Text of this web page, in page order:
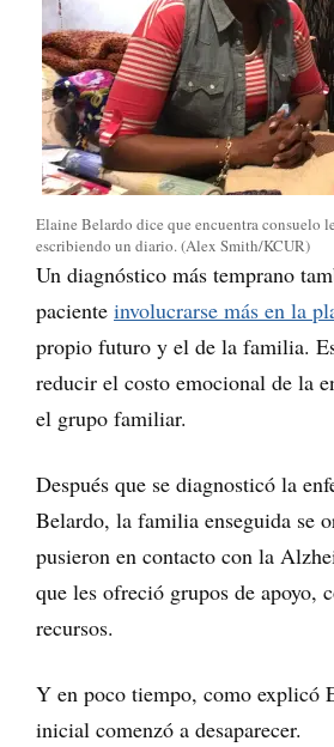
Elaine Belardo dice que encuentra consuelo
escribiendo un diario. (Alex Smith/KCUR)
Un diagnóstico más temprano
paciente involucrarse más en la
propio futuro y el de la familia.
reducir el costo emocional de la
el grupo familiar.
Después que se diagnosticó la
Belardo, la familia enseguida se
pusieron en contacto con la
que les ofreció grupos de apoyo,
recursos.
Y en poco tiempo, como explicó
inicial comenzó a desaparecer.